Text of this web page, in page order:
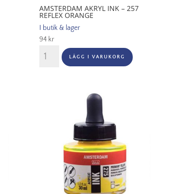
AMSTERDAM AKRYL INK – 257
REFLEX ORANGE
I butik & lager
94 kr
Amsterdam
Akryl
LÄGG I VARUKORG